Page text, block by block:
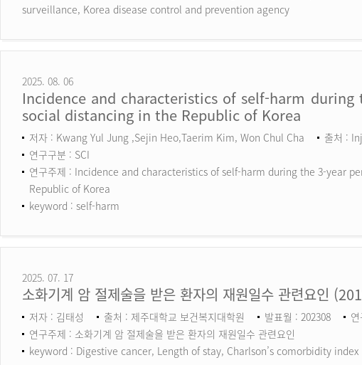
surveillance, Korea disease control and prevention agency
2025. 08. 06
Incidence and characteristics of self-harm during
social distancing in the Republic of Korea
저자 : Kwang Yul Jung ,Sejin Heo,Taerim Kim, Won Chul Cha 출처 :
연구구분 : SCI
연구주제 : Incidence and characteristics of self-harm during the 3-year
Republic of Korea
keyword : self-harm
2025. 07. 17
소화기계 암 절제술을 받은 환자의 재원일수 관련요인
저자 : 김태성 출처 : 제주대학교 보건복지대학원 발표월 : 202308
연구주제 : 소화기계 암 절제술을 받은 환자의 재원일수 관련요인
keyword : Digestive cancer, Length of stay, Charlson’s comorbidity index